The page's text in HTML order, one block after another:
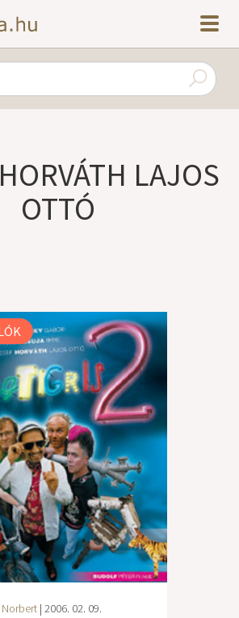
LAJOS
OTTÓ
Norbert | 2006. 02. 09.